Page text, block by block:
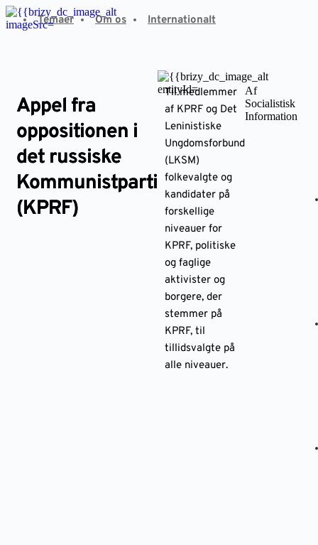
Fortsæt
til
Temaer Om os Internationalt
Appel fra
oppositionen i
det russiske
Kommunistparti
(KPRF)
Til medlemmer
af KPRF og Det
Leninistiske
Ungdomsforbund
(LKSM)
folkevalgte og
kandidater på
forskellige
niveauer for
KPRF, politiske
og faglige
aktivister og
borgere, der
stemmer på
KPRF, til
tillidsvalgte på
alle niveauer.
Af
Socialistisk
Information